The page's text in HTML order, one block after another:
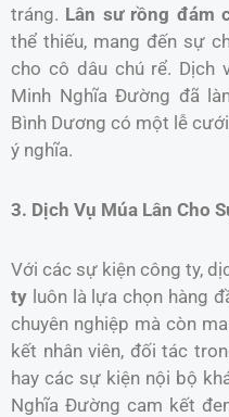
tráng. Lân sư rồng đám
thể thiếu, mang đến sự
cho cô dâu chú rể. Dịch
Minh Nghĩa Đường đã
Bình Dương có một lễ
ý nghĩa.
3. Dịch Vụ Múa Lân Cho
Với các sự kiện công ty,
ty luôn là lựa chọn hàng
chuyên nghiệp mà còn
kết nhân viên, đối tác
hay các sự kiện nội bộ
Nghĩa Đường cam kết